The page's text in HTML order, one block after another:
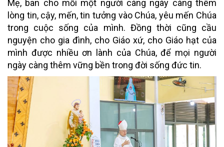
Mẹ, ban cho mỗi một người càng ngày càng thêm
lòng tin, cậy, mến, tin tưởng vào Chúa, yêu mến Chúa
trong cuộc sống của mình. Đồng thời cũng cầu
nguyện cho gia đình, cho Giáo xứ, cho Giáo hạt của
mình được nhiều ơn lành của Chúa, để mọi người
ngày càng thêm vững bền trong đời sống đức tin.